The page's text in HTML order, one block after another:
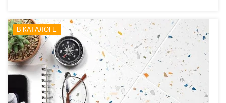
В КАТАЛОГЕ